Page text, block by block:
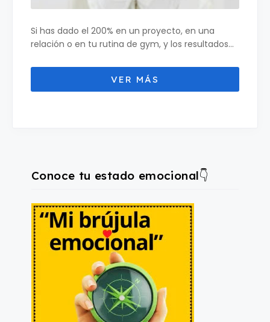
Si has dado el 200% en un proyecto, en una
relación o en tu rutina de gym, y los resultados...
Conoce tu estado emocional👇